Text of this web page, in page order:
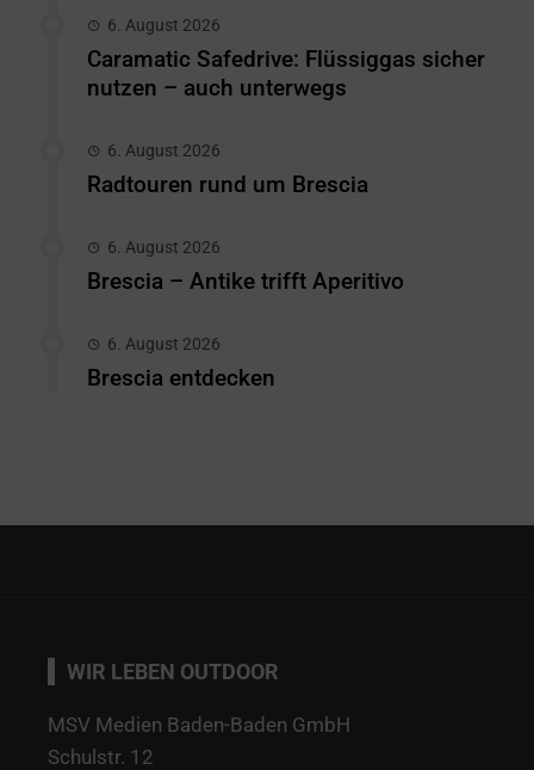
6. August 2026
Caramatic Safedrive: Flüssiggas sicher
nutzen – auch unterwegs
6. August 2026
Radtouren rund um Brescia
6. August 2026
Brescia – Antike trifft Aperitivo
6. August 2026
Brescia entdecken
WIR LEBEN OUTDOOR
MSV Medien Baden-Baden GmbH
Schulstr. 12